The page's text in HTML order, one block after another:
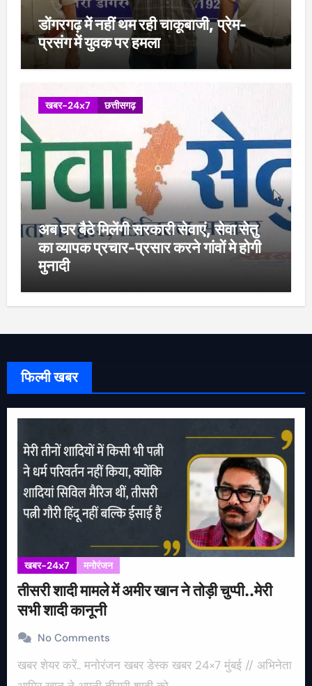
डोंगरगढ़ में नहीं थम रही चाकूबाजी, प्रेम-
प्रसंग में युवक पर हमला
खबर-24x7 छत्तीसगढ़
अब घर बैठे मिलेंगी सरकारी सेवाएं, सेवा सेतु
का व्यापक प्रचार-प्रसार करने गांवों मे होगी
मुनादी
फिल्मी खबर
खबर-24x7 मनोरंजन
तीसरी शादी मामले में अमीर खान ने तोड़ी चुप्पी..मेरी
सभी शादी कानूनी
No Comments
खबर शेयर करें.. मनोरंजन खबर डेस्क खबर 24×7 मुंबई // अभिनेता